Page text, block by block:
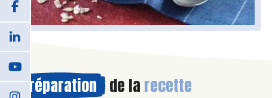
Préparation de la recette